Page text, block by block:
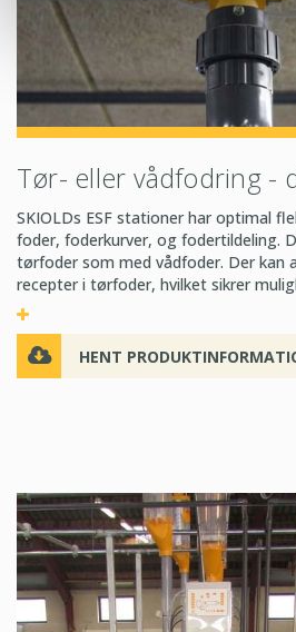
Tør- eller vådfodring -
SKIOLDs ESF stationer har optimal
foder, foderkurver, og fodertildeling.
tørfoder som med vådfoder. Der kan
recepter i tørfoder, hvilket sikrer
HENT